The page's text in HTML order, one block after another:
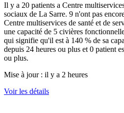
Il y a 20 patients a Centre
sociaux de La Sarre. 9 n'ont pas
Centre multiservices de santé et de
une capacité de 5 civières
qui signifie qu'il est à 140 % de sa
depuis 24 heures ou plus et 0 patient
ou plus.
Mise à jour : il y a 2 heures
Voir les détails